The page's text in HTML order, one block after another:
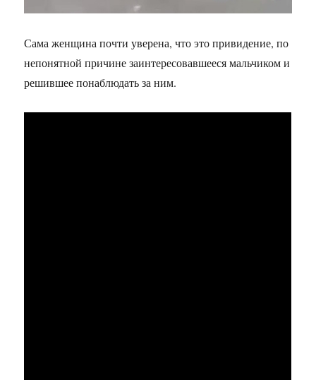
Сама женщина почти уверена, что это привидение, по
непонятной причине заинтересовавшееся мальчиком и
решившее понаблюдать за ним.